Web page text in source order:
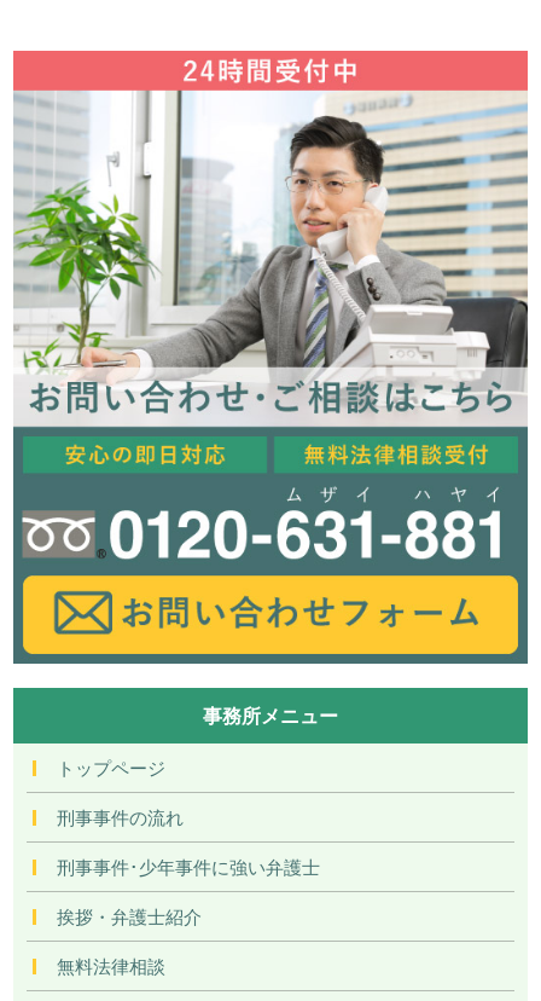
事務所メニュー
トップページ
刑事事件の流れ
刑事事件･少年事件に強い弁護士
挨拶・弁護士紹介
無料法律相談